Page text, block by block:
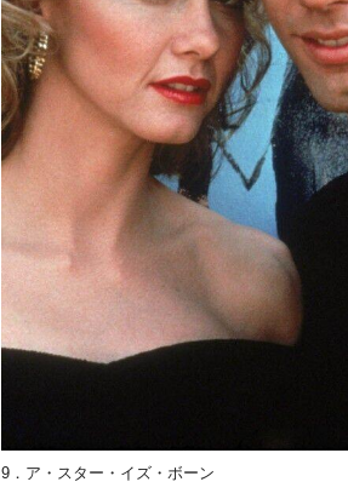
9．ア・スター・イズ・ボーン